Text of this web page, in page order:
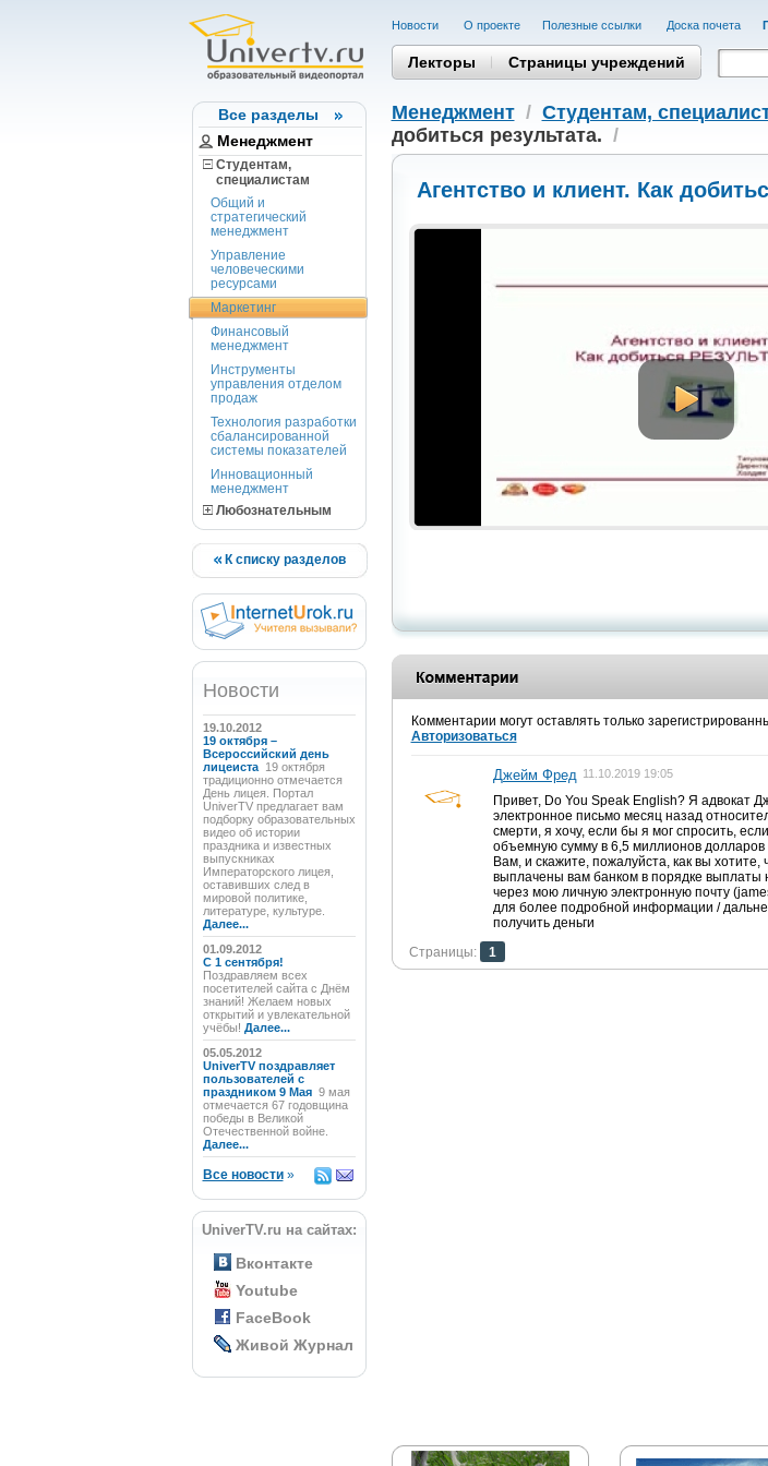
Все разделы
Менеджмент
Студентам,
cпециалистам
Общий и
стратегический
менеджмент
Управление
человеческими
ресурсами
Маркетинг
Финансовый
менеджмент
Инструменты
управления отделом
продаж
Технология разработки
сбалансированной
системы показателей
Инновационный
менеджмент
Любознательным
К списку разделов
Новости
19.10.2012
19 октября –
Всероссийский день
лицеиста 19 октября
традиционно отмечается
День лицея. Портал
UniverTV предлагает вам
подборку образовательных
видео об истории
праздника и известных
выпускниках
Императорского лицея,
оставивших след в
мировой политике,
литературе, культуре.
Далее...
01.09.2012
C 1 сентября!
Поздравляем всех
посетителей сайта с Днём
знаний! Желаем новых
открытий и увлекательной
учёбы! Далее...
05.05.2012
UniverTV поздравляет
пользователей с
праздником 9 Мая 9 мая
отмечается 67 годовщина
победы в Великой
Отечественной войне.
Далее...
Все новости»
UniverTV.ru на сайтах:
Вконтакте
Youtube
FaceBook
Живой Журнал
Новости О проекте Полезные cсылки Доска почета
Лекторы Страницы учреждений
Менеджмент/ Студентам,
добиться результата. /
Агентство и клиент. Как
Комментарии могут оставлять только
Авторизоваться
Джейм Фред 11.10.2019 19:05
Привет, Do You Speak English? Я адвокат
электронное письмо месяц назад
смерти, я хочу, если бы я мог спросить,
объемную сумму в 6,5 миллионов долларов
Вам, и скажите, пожалуйста, как вы
выплачены вам банком в порядке выплаты
через мою личную электронную почту
для более подробной информации /
получить деньги
Страницы:
1